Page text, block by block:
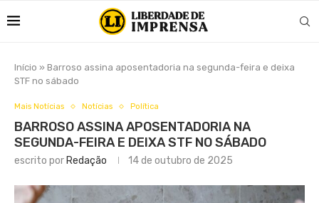
Início » Barroso assina aposentadoria na segunda-feira e deixa
STF no sábado
Mais Notícias Notícias Política
BARROSO ASSINA APOSENTADORIA NA
SEGUNDA-FEIRA E DEIXA STF NO SÁBADO
escrito por Redação 14 de outubro de 2025